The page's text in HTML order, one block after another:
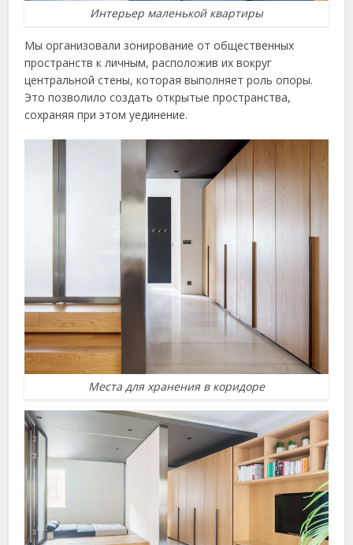
Интерьер маленькой квартиры
Мы организовали зонирование от общественных
пространств к личным, расположив их вокруг
центральной стены, которая выполняет роль опоры.
Это позволило создать открытые пространства,
сохраняя при этом уединение.
Места для хранения в коридоре